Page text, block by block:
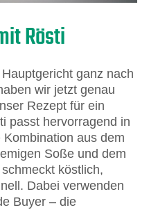
Rösti
ganz nach
wir jetzt genau
Rezept für ein
passt hervorragend in
aus dem
Soße und dem
köstlich,
Dabei verwenden
Buyer – die